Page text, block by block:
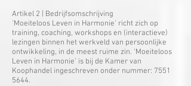
Artikel 2 | Bedrijfsomschrijving
‘Moeiteloos Leven in Harmonie’ richt zich op
training, coaching, workshops en (interactieve)
lezingen binnen het werkveld van persoonlijke
ontwikkeling, in de meest ruime zin. ‘Moeiteloos
Leven in Harmonie’ is bij de Kamer van
Koophandel ingeschreven onder nummer: 7551
5644.